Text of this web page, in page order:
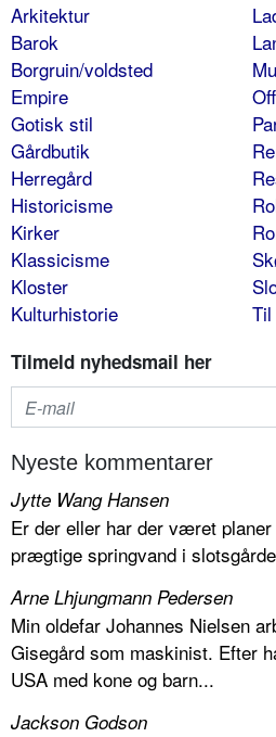
Arkitektur
Barok
Borgruin/voldsted
Empire
Gotisk stil
Gårdbutik
Herregård
Historicisme
Kirker
Klassicisme
Kloster
Kulturhistorie
Tilmeld nyhedsmail her
Nyeste kommentarer
Jytte Wang Hansen
Er der eller har der været
prægtige springvand i
Arne Lhjungmann Pedersen
Min oldefar Johannes Nielsen
Gisegård som maskinist. Efter
USA med kone og barn...
Jackson Godson